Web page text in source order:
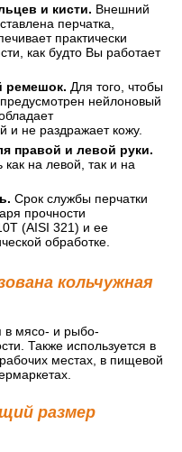
и кисти. Внешний
перчатка,
практически
как будто Вы работает
ремешок. Для того, чтобы
нейлоновый
и не раздражает кожу.
правой и левой руки.
на левой, так и на
Срок службы перчатки
прочности
(AISI 321) и ее
обработке.
кольчужная
в мясо- и рыбо-
Также используется в
местах, в пищевой
размер